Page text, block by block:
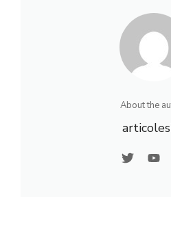
About the